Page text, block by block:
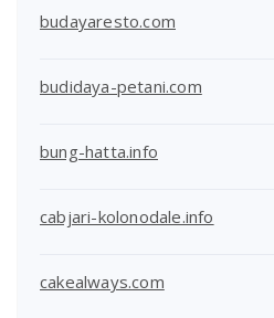
budayaresto.com
budidaya-petani.com
bung-hatta.info
cabjari-kolonodale.info
cakealways.com